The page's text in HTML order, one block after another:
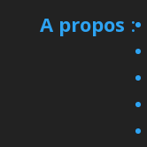
A propos :